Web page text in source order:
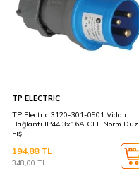
TP ELECTRIC
TP Electric 3120-301-0901 Vidalı
Bağlantı IP44 3x16A CEE Norm Düz
Fiş
348,00TL
194,88TL